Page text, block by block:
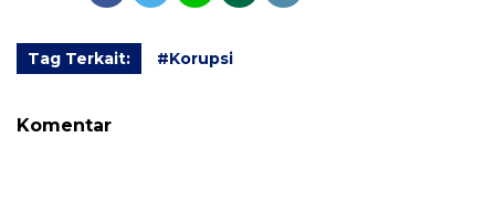
Tag Terkait: #Korupsi
Komentar